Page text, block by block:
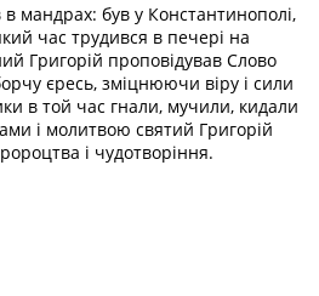
в мандрах: був у Константинополі,
час трудився в печері на
Григорій проповідував Слово
єресь, зміцнюючи віру і сили
в той час гнали, мучили, кидали
і молитвою святий Григорій
і чудотворіння.